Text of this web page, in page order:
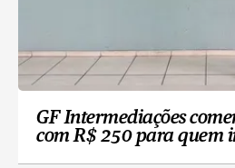
GF Intermediações
com R$ 250 para quem